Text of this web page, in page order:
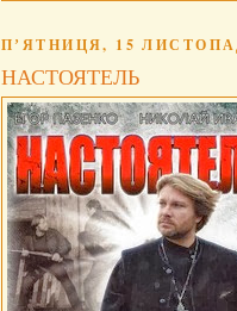
ПʼЯТНИЦЯ, 15
НАСТОЯТЕЛЬ